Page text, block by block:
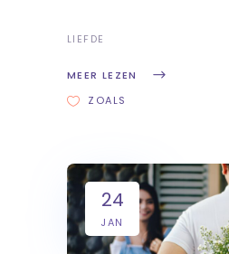
LIEFDE
MEER LEZEN
ZOALS
24
JAN